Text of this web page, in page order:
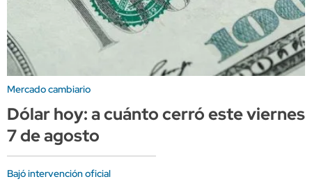
Mercado cambiario
Dólar hoy: a cuánto cerró este viernes
7 de agosto
Bajó intervención oficial